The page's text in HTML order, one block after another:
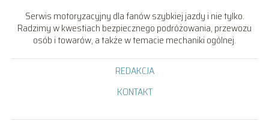
Serwis motoryzacyjny dla fanów szybkiej jazdy i nie tylko.
Radzimy w kwestiach bezpiecznego podróżowania, przewozu
osób i towarów, a także w temacie mechaniki ogólnej.
REDAKCJA
KONTAKT